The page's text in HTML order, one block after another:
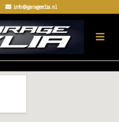
info@garageelia.nl